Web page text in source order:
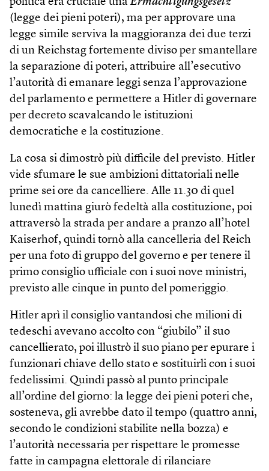
(legge dei pieni poteri), ma per approvare una
legge simile serviva la maggioranza dei due terzi
di un Reichstag fortemente diviso per smantellare
la separazione di poteri, attribuire all’esecutivo
l’autorità di emanare leggi senza l’approvazione
del parlamento e permettere a Hitler di governare
per decreto scavalcando le istituzioni
democratiche e la costituzione.
La cosa si dimostrò più difficile del previsto. Hitler
vide sfumare le sue ambizioni dittatoriali nelle
prime sei ore da cancelliere. Alle 11.30 di quel
lunedì mattina giurò fedeltà alla costituzione, poi
attraversò la strada per andare a pranzo all’hotel
Kaiserhof, quindi tornò alla cancelleria del Reich
per una foto di gruppo del governo e per tenere il
primo consiglio ufficiale con i suoi nove ministri,
previsto alle cinque in punto del pomeriggio.
Hitler aprì il consiglio vantandosi che milioni di
tedeschi avevano accolto con “giubilo” il suo
cancellierato, poi illustrò il suo piano per epurare i
funzionari chiave dello stato e sostituirli con i suoi
fedelissimi. Quindi passò al punto principale
all’ordine del giorno: la legge dei pieni poteri che,
sosteneva, gli avrebbe dato il tempo (quattro anni,
secondo le condizioni stabilite nella bozza) e
l’autorità necessaria per rispettare le promesse
fatte in campagna elettorale di rilanciare